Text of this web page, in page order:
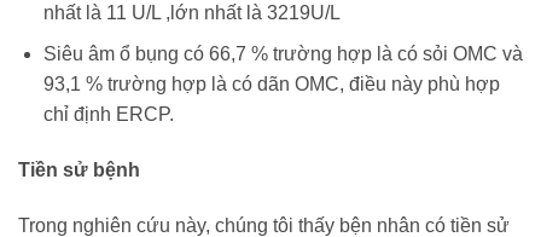
nhất là 11 U/L ,lớn nhất là 3219U/L
Siêu âm ổ bụng có 66,7 % trường hợp là có sỏi OMC và
93,1 % trường hợp là có dãn OMC, điều này phù hợp
chỉ định ERCP.
Tiền sử bệnh
Trong nghiên cứu này, chúng tôi thấy bện nhân có tiền sử